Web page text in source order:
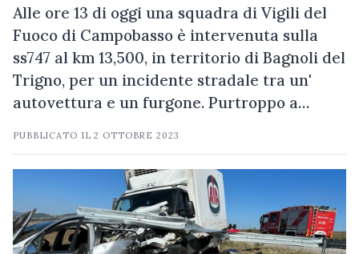
Alle ore 13 di oggi una squadra di Vigili del
Fuoco di Campobasso è intervenuta sulla
ss747 al km 13,500, in territorio di Bagnoli del
Trigno, per un incidente stradale tra un'
autovettura e un furgone. Purtroppo a…
PUBBLICATO IL2 OTTOBRE 2023